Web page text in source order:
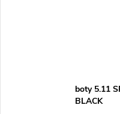
boty 5.11
BLACK